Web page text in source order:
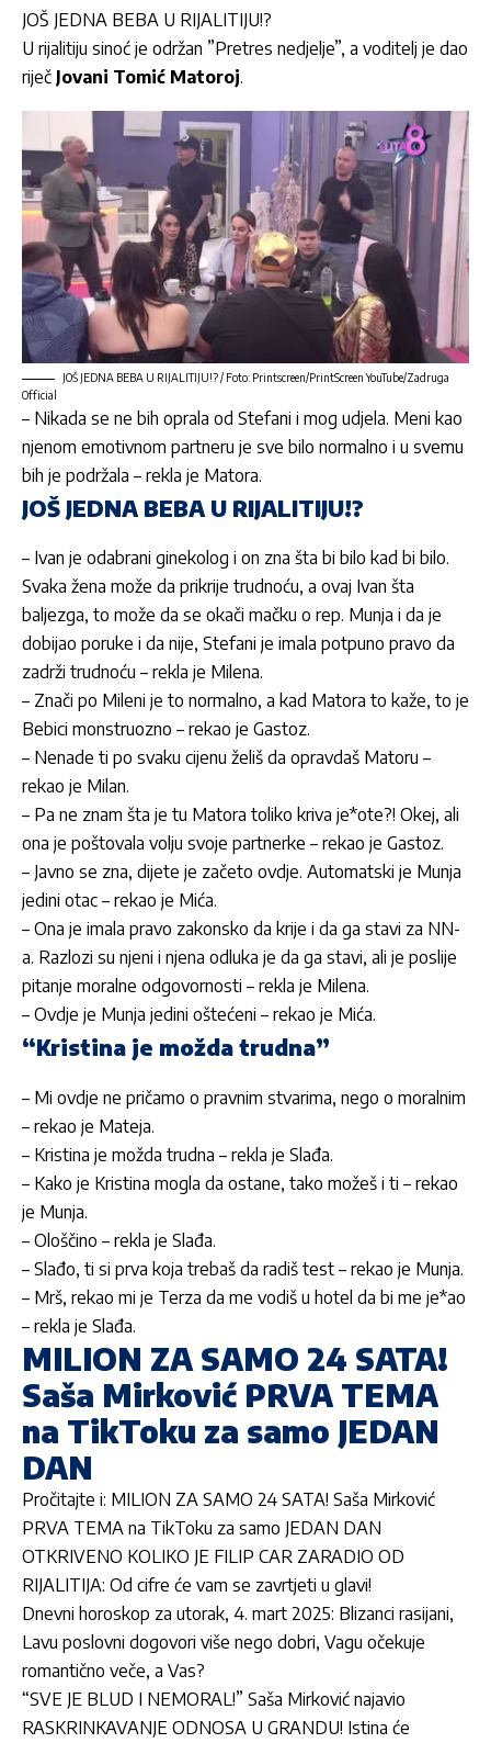
JOŠ JEDNA BEBA U RIJALITIJU!?
U rijalitiju sinoć je održan ”Pretres nedjelje”, a voditelj je dao
riječ Jovani Tomić Matoroj.
JOŠ JEDNA BEBA U RIJALITIJU!? / Foto: Printscreen/PrintScreen YouTube/Zadruga
Official
– Nikada se ne bih oprala od Stefani i mog udjela. Meni kao
njenom emotivnom partneru je sve bilo normalno i u svemu
bih je podržala – rekla je Matora.
JOŠ JEDNA BEBA U RIJALITIJU!?
– Ivan je odabrani ginekolog i on zna šta bi bilo kad bi bilo.
Svaka žena može da prikrije trudnoću, a ovaj Ivan šta
baljezga, to može da se okači mačku o rep. Munja i da je
dobijao poruke i da nije, Stefani je imala potpuno pravo da
zadrži trudnoću – rekla je Milena.
– Znači po Mileni je to normalno, a kad Matora to kaže, to je
Bebici monstruozno – rekao je Gastoz.
– Nenade ti po svaku cijenu želiš da opravdaš Matoru –
rekao je Milan.
– Pa ne znam šta je tu Matora toliko kriva je*ote?! Okej, ali
ona je poštovala volju svoje partnerke – rekao je Gastoz.
– Javno se zna, dijete je začeto ovdje. Automatski je Munja
jedini otac – rekao je Mića.
– Ona je imala pravo zakonsko da krije i da ga stavi za NN-
a. Razlozi su njeni i njena odluka je da ga stavi, ali je poslije
pitanje moralne odgovornosti – rekla je Milena.
– Ovdje je Munja jedini oštećeni – rekao je Mića.
“Kristina je možda trudna”
– Mi ovdje ne pričamo o pravnim stvarima, nego o moralnim
– rekao je Mateja.
– Kristina je možda trudna – rekla je Slađa.
– Kako je Kristina mogla da ostane, tako možeš i ti – rekao
je Munja.
– Ološčino – rekla je Slađa.
– Slađo, ti si prva koja trebaš da radiš test – rekao je Munja.
– Mrš, rekao mi je Terza da me vodiš u hotel da bi me je*ao
– rekla je Slađa.
MILION ZA SAMO 24 SATA!
Saša Mirković PRVA TEMA
na TikToku za samo JEDAN
DAN
Pročitajte i: MILION ZA SAMO 24 SATA! Saša Mirković
PRVA TEMA na TikToku za samo JEDAN DAN
OTKRIVENO KOLIKO JE FILIP CAR ZARADIO OD
RIJALITIJA: Od cifre će vam se zavrtjeti u glavi!
Dnevni horoskop za utorak, 4. mart 2025: Blizanci rasijani,
Lavu poslovni dogovori više nego dobri, Vagu očekuje
romantično veče, a Vas?
“SVE JE BLUD I NEMORAL!” Saša Mirković najavio
RASKRINKAVANJE ODNOSA U GRANDU! Istina će